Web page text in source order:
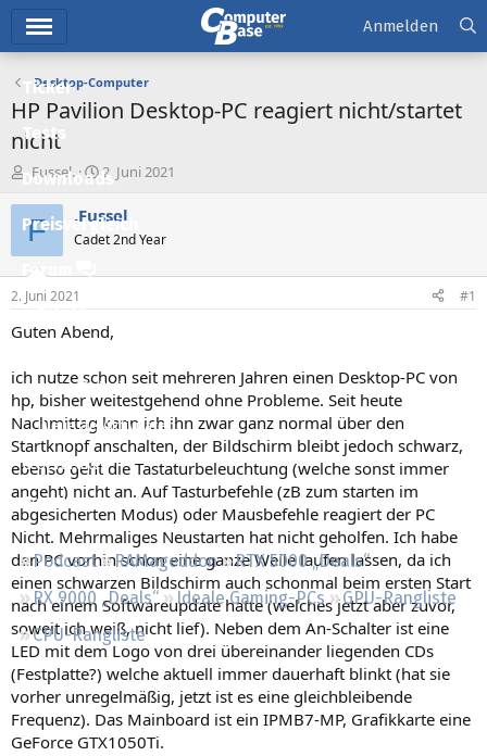
Ticker
Tests
Downloads
Preisvergleich
Forum
Aktuelles
Neue Beiträge
Neueste Aktivitäten
Leserartikel
Regeln
Podcast RAMageddon
RTX 5000 „Deals“
RX 9000 „Deals“
Ideale Gaming-PCs
GPU-Rangliste
CPU-Rangliste
Anmelden
Desktop-Computer
HP Pavilion Desktop-PC reagiert nicht/startet
nicht
E
r
s
t
e
r
.Fussel.
E
r
s
e
t
a
m
2. Juni 2021
F .Fussel.
Cadet 2nd Year
2. Juni 2021 #1
Guten Abend,
ich nutze schon seit mehreren Jahren einen Desktop-PC von
hp, bisher weitestgehend ohne Probleme. Seit heute
Nachmittag kann ich ihn zwar ganz normal über den
Startknopf anschalten, der Bildschirm bleibt jedoch schwarz,
ebenso geht die Tastaturbeleuchtung (welche sonst immer
angeht) nicht an. Auf Tasturbefehle (zB zum starten im
abgesicherten Modus) oder Mausbefehle reagiert der PC
Nicht. Mehrmaliges Neustarten hat nicht geholfen. Ich habe
den PC vorhin schon eine ganze Weile laufen lassen, da ich
einen schwarzen Bildschirm auch schonmal beim ersten Start
nach einem Softwareupdate hatte (welches jetzt aber zuvor,
soweit ich weiß, nicht lief). Neben dem An-Schalter ist eine
LED mit dem Logo von drei übereinander liegenden CDs
(Festplatte?) welche aktuell immer dauerhaft blinkt (hat sie
vorher unregelmäßig, jetzt ist es eine gleichbleibende
Frequenz). Das Mainboard ist ein IPMB7-MP, Grafikkarte eine
GeForce GTX1050Ti.